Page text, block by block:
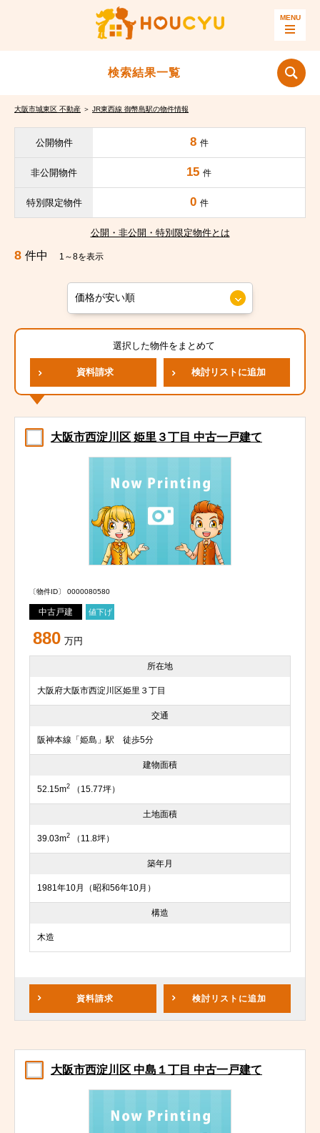
検索結果一覧
大阪市城東区 不動産 ＞ JR東西線 御幣島駅の物件情報
公開物件 8 件
非公開物件 15 件
特別限定物件 0 件
公開・非公開・特別限定物件とは
8 件中 1～8を表示
選択した物件をまとめて
資料請求 検討リストに追加
大阪市西淀川区 姫里３丁目 中古一戸建て
〔物件ID〕 0000080580
中古戸建 値下げ
880 万円
所在地
大阪府大阪市西淀川区姫里３丁目
交通
阪神本線「姫島」駅 徒歩5分
建物面積
52.15m2 （15.77坪）
土地面積
39.03m2 （11.8坪）
築年月
1981年10月（昭和56年10月）
構造
木造
資料請求 検討リスト に追加
大阪市西淀川区 中島１丁目 中古一戸建て